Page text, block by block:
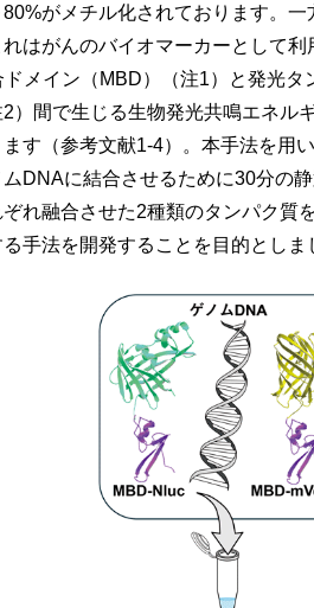
がメチル化されております。
はがんのバイオマーカーとして
メイン（MBD）（注1）と発光
2）間で生じる生物発光共鳴エネル
す（参考文献1-4）。本手法を用
DNAに結合させるために30分の
れ融合させた2種類のタンパク質
手法を開発することを目的としま